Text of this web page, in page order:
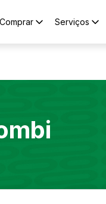
Comprar Serviços